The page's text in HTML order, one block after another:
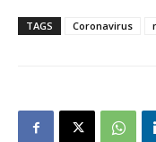
TAGS Coronavirus